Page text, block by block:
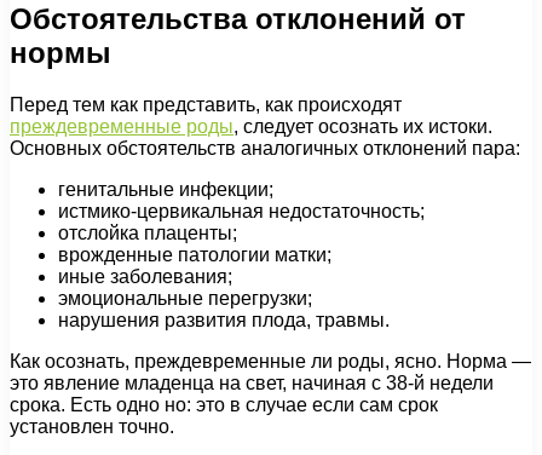
Обстоятельства отклонений от
нормы
Перед тем как представить, как происходят
преждевременные роды, следует осознать их истоки.
Основных обстоятельств аналогичных отклонений пара:
генитальные инфекции;
истмико-цервикальная недостаточность;
отслойка плаценты;
врожденные патологии матки;
иные заболевания;
эмоциональные перегрузки;
нарушения развития плода, травмы.
Как осознать, преждевременные ли роды, ясно. Норма —
это явление младенца на свет, начиная с 38-й недели
срока. Есть одно но: это в случае если сам срок
установлен точно.